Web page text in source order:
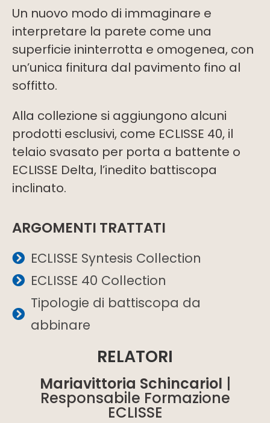
Un nuovo modo di immaginare e
interpretare la parete come una
superficie ininterrotta e omogenea, con
un’unica finitura dal pavimento fino al
soffitto.
Alla collezione si aggiungono alcuni
prodotti esclusivi, come ECLISSE 40, il
telaio svasato per porta a battente o
ECLISSE Delta, l’inedito battiscopa
inclinato.
ARGOMENTI TRATTATI
ECLISSE Syntesis Collection
ECLISSE 40 Collection
Tipologie di battiscopa da
abbinare
RELATORI
Mariavittoria Schincariol |
Responsabile Formazione
ECLISSE